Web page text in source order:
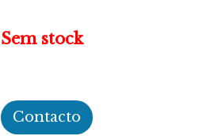
Sem stock
Contacto